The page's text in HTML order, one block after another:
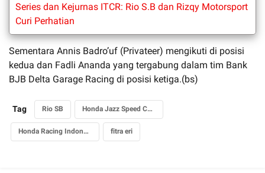
Series dan Kejurnas ITCR: Rio S.B dan Rizqy Motorsport
Curi Perhatian
Sementara Annis Badro’uf (Privateer) mengikuti di posisi
kedua dan Fadli Ananda yang tergabung dalam tim Bank
BJB Delta Garage Racing di posisi ketiga.(bs)
Tag Rio SB Honda Jazz Speed Challenge
Honda Racing Indonesia fitra eri